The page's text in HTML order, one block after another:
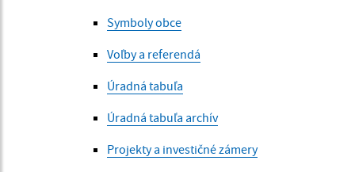
Symboly obce
Voľby a referendá
Úradná tabuľa
Úradná tabuľa archív
Projekty a investičné zámery